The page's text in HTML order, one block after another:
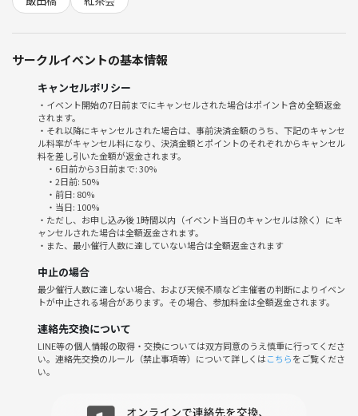
大丈夫です！！
c%e3%83%95%e3%83%aa%e3%83%bc/
※必ず1人1オーダーお願いします。
【スケジュール】
12時50分：お店の前集合
13時00分：入店
13時10分ごろ：自己紹介、紅茶会開始(主にトーク🎵)
14時20分ごろ：イベント終了
15時00分：退店
【💐こんな人にオススメ💐】
◆紅茶が好きでたまらない方
◆昼下がり誰かとお話ししたい方
◆紅茶に興味があるけど何から始めてよいかわからない方
◆話すのが苦手！何を話したらいいか分からない！って方😥
=================================
楽しい会にするために、以下を守ってください。
サークルイベントの基本情報
キャンセルポリシー
・イベント開始の7日前までにキャンセルされた場合はポイント含め全額返金
されます。
・それ以降にキャンセルされた場合は、事前決済金額のうち、下記のキャンセ
ル料率がキャンセル料になり、決済金額とポイントのそれぞれからキャンセル
料を差し引いた金額が返金されます。
・6日前から3日前まで: 30%
・2日前: 50%
・前日: 80%
・当日: 100%
・ただし、お申し込み後 1時間以内（イベント当日のキャンセルは除く）にキ
ャンセルされた場合は全額返金されます。
・また、最小催行人数に達していない場合は全額返金されます
中止の場合
最少催行人数に達しない場合、および天候不順など主催者の判断によりイベン
トが中止される場合があります。その場合、参加料金は全額返金されます。
連絡先交換について
LINE等の個人情報の取得・交換については双方同意のうえ慎重に行ってくださ
い。連絡先交換のルール（禁止事項等）について詳しくはこちらをご覧くださ
い。